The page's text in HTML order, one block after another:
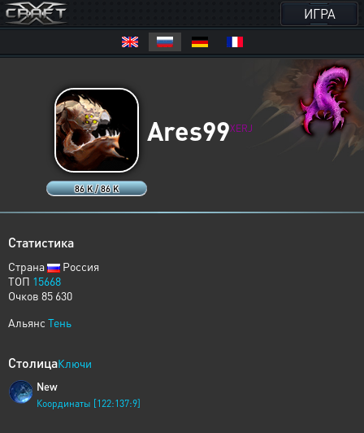
ИГРА
86 K / 86 K
Ares99XERJ
Статистика
Страна
Россия
ТОП 15668
Очков 85 630
Альянс Тень
СтолицаКлючи
New
Координаты [122:137:9]